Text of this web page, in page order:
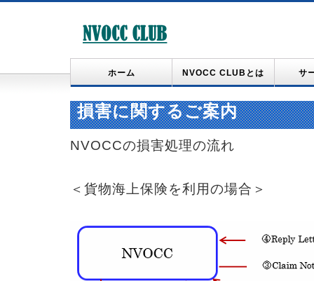
ホーム NVOCC CLUBとは サ
損害に関するご案内
NVOCCの損害処理の流れ
＜貨物海上保険を利用の場合＞